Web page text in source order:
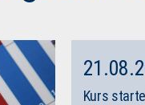
Kurs